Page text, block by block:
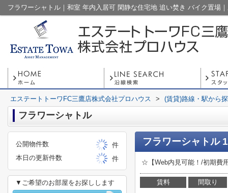
エステートトーワFC三鷹店株式会社プロハウス > (賃貸)路線・駅から
フラワーシャトル
フラワーシャトル
☆【Web内見可能！/初期費
賃料 間取り
公開物件数
件
本日の更新件数
件
▼ご希望のお部屋をお探しします